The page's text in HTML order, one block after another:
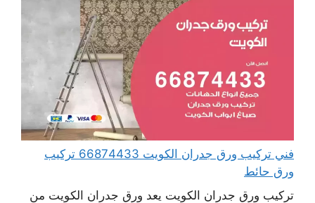
فني تركيب ورق جدران الكويت 66874433 تركيب
ورق حائط
تركيب ورق جدران الكويت يعد ورق جدران الكويت من